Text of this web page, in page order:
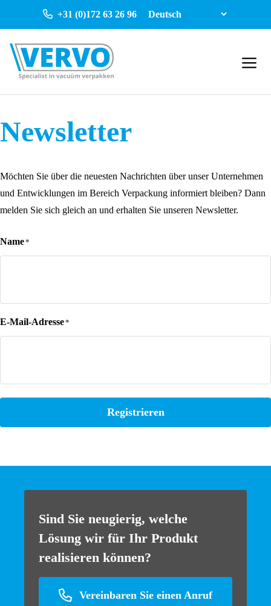
inhoud
+31 (0)172 63 26 96
Menu
Newsletter
Möchten Sie über die neuesten Nachrichten über unser Unternehmen
und Entwicklungen im Bereich Verpackung informiert bleiben? Dann
melden Sie sich gleich an und erhalten Sie unseren Newsletter.
Name*
E-Mail-Adresse*
Registrieren
Sind Sie neugierig, welche
Lösung wir für Ihr Produkt
realisieren können?
Vereinbaren Sie einen Anruf